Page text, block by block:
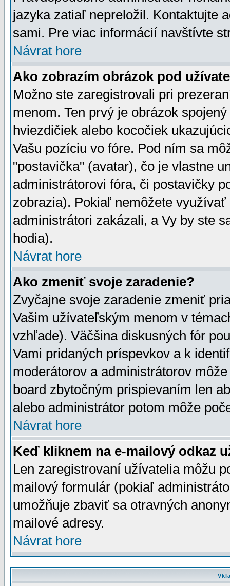
jazyka zatiaľ nepreložil. Kontaktujte
sami. Pre viac informácií navštívte
Návrat hore
Ako zobrazím obrázok pod
Možno ste zaregistrovali pri
menom. Ten prvý je obrázok
hviezdičiek alebo kocočiek
Vašu pozíciu vo fóre. Pod ním sa
"postavička" (avatar), čo je vlastne
administrátorovi fóra, či postavičky
zobrazia). Pokiaľ nemôžete
administrátori zakázali, a Vy by ste
hodia).
Návrat hore
Ako zmeniť svoje zaradenie?
Zvyčajne svoje zaradenie zmeniť
Vašim užívateľským menom v
vzhľade). Väčšina diskusných fór
Vami pridaných príspevkov a k
moderátorov a administrátorov
board zbytočným prispievaním len
alebo administrátor potom môže
Návrat hore
Keď kliknem na e-mailový odkaz
Len zaregistrovaní užívatelia môžu
mailový formulár (pokiaľ
umožňuje zbaviť sa otravných
mailové adresy.
Návrat hore